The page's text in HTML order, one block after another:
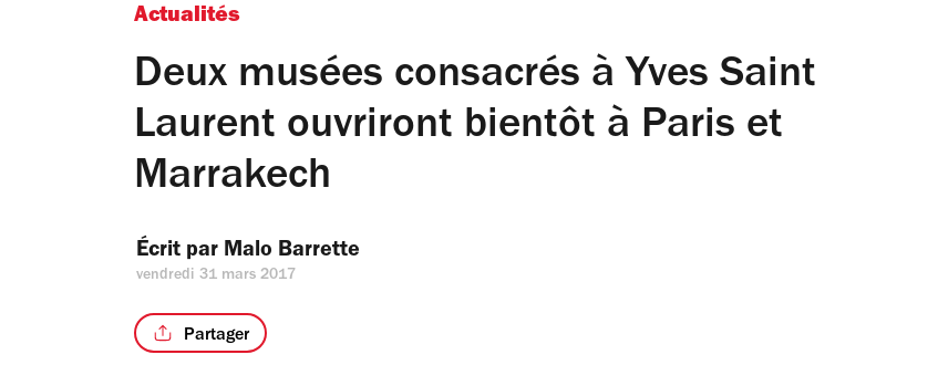
Actualités
Deux musées consacrés à Yves Saint
Laurent ouvriront bientôt à Paris et
Marrakech
Écrit par Malo Barrette
vendredi 31 mars 2017
Partager